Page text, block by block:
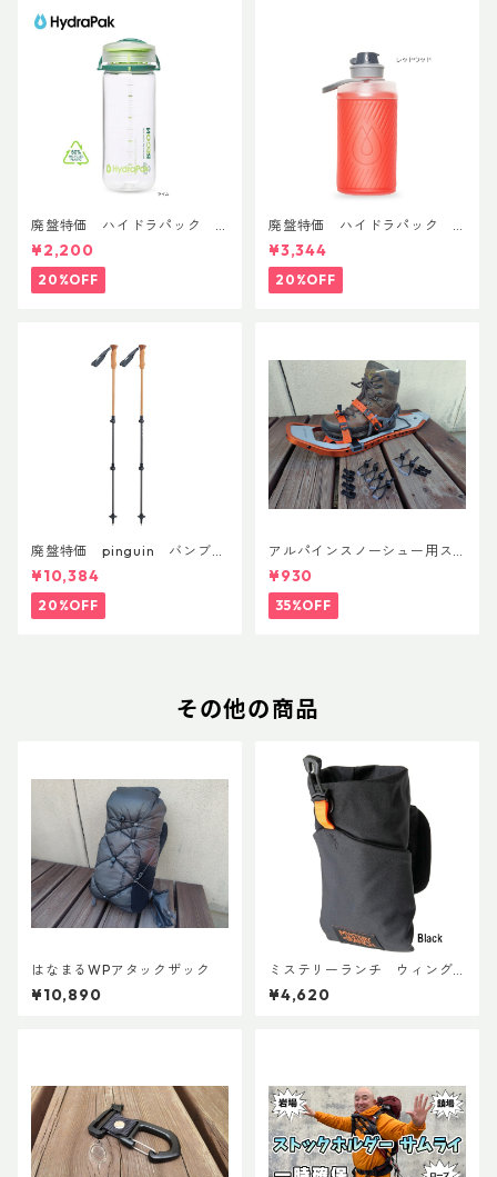
廃盤特価 ハイドラパック
リーコン ツイスト＆シップ 50
0ml
¥2,200
20%OFF
廃盤特価 ハイドラパック
フラックス 750ml
¥3,344
20%OFF
廃盤特価 pinguin バンブー
FLフォーム(ペア)
¥10,384
20%OFF
アルパインスノーシュー用ス
トラップキャッチ(ペア)
¥930
35%OFF
その他の商品
はなまるWPアタックザック
¥10,890
ミステリーランチ ウィング
マンAFP
¥4,620